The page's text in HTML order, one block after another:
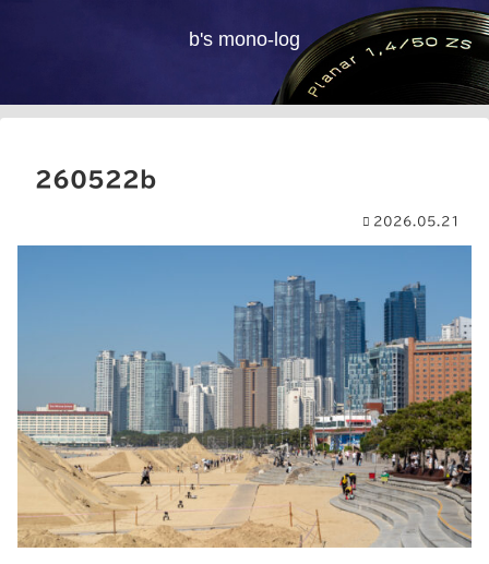
b's mono-log
260522b
2026.05.21